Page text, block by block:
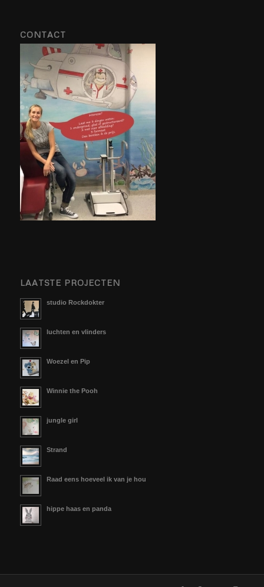
CONTACT
LAATSTE PROJECTEN
studio Rockdokter
luchten en vlinders
Woezel en Pip
Winnie the Pooh
jungle girl
Strand
Raad eens hoeveel ik van je hou
hippe haas en panda